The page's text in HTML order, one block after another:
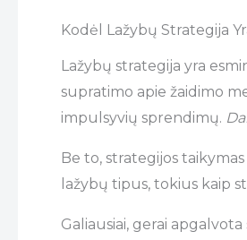
Kodėl Lažybų Strategija
Lažybų strategija yra
supratimo apie žaidimo
impulsyvių sprendimų.
Be to, strategijos
lažybų tipus, tokius kaip
Galiausiai, gerai